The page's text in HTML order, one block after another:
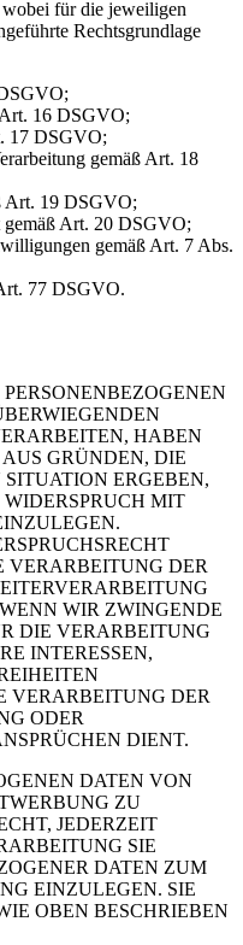
für die jeweiligen
Rechtsgrundlage
16 DSGVO;
17 DSGVO;
gemäß Art. 18
Art. 19 DSGVO;
gemäß Art. 20 DSGVO;
gemäß Art. 7 Abs.
77 DSGVO.
HABEN
GRÜNDEN, DIE
ERGEBEN,
MIT
VERARBEITUNG DER
WIR ZWINGENDE
DIE VERARBEITUNG
INTERESSEN,
VERARBEITUNG DER
ODER
DIENT.
DATEN VON
ZU
JEDERZEIT
SIE
DATEN ZUM
EINZULEGEN. SIE
OBEN BESCHRIEBEN